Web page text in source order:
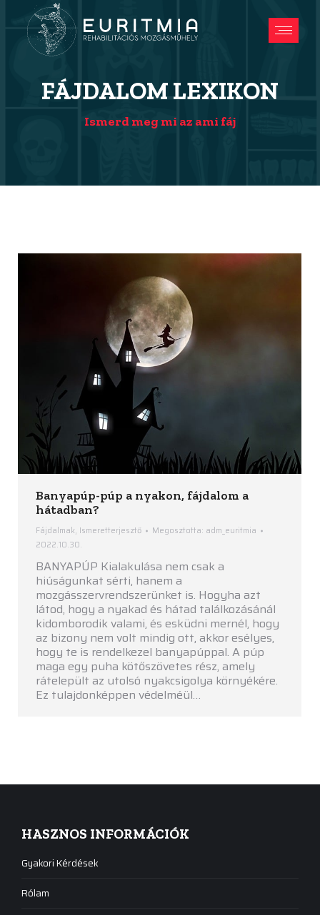
FÁJDALOM LEXIKON
Ismerd meg mi az ami fáj
Banyapúp-púp a nyakon, fájdalom a
hátadban?
Fájdalmak, Ismeretterjesztő Megosztotta: adm_euritmia
2022.10.30.
BANYAPÚP Kialakulása nem csak a
hiúságunkat sérti, hanem a
mozgásszervrendszerünket is. Hogyha azt
látod, hogy a nyakad és hátad találkozásánál
kidomborodik valami, és esküdni mernél, hogy
az bizony nem volt mindig ott, akkor esélyes,
hogy te is rendelkezel banyapúppal. A púp
maga egy puha kötőszövetes rész, amely
rátelepült az utolsó nyakcsigolya környékére.
Ez tulajdonképpen védelméül…
HASZNOS INFORMÁCIÓK
Gyakori Kérdések
Rólam